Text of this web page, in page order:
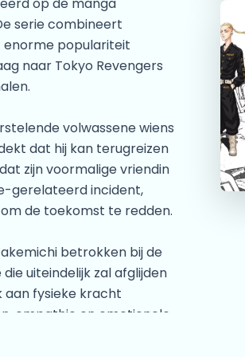
serie combineert
enorme populariteit
naar Tokyo Revengers
volwassene wiens
dat hij kan terugreizen
zijn voormalige vriendin
gerelateerd incident,
de toekomst te redden.
betrokken bij de
uiteindelijk zal afglijden
aan fysieke kracht
empathie en emotionele